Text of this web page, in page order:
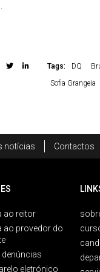
Tags: DQ
Sofia Grangeia
notícias Contactos
ao reitor
ao provedor do
denúncias
eletrónico